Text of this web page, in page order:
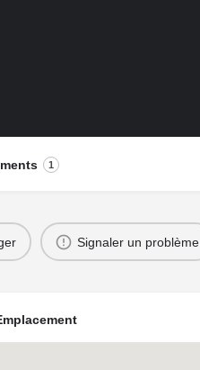
1
Signaler un problème